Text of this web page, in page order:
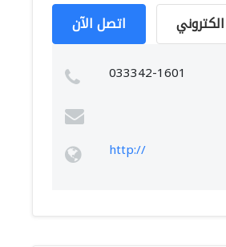
اتصل الآن
033342-1601
http://